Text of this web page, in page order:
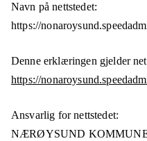
Navn på nettstedet:
https://
Denne erklæringen gjelder
https://
Ansvarlig for nettstedet:
NÆRØYSUND